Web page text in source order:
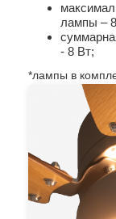
лампы –
- 8 Вт;
*лампы в